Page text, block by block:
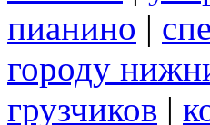
пианино |
городу
грузчиков |